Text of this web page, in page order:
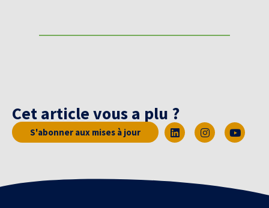
Cet article vous a plu ?
S'abonner aux mises à jour